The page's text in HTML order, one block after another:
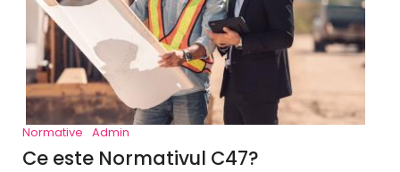
Normative Admin
Ce este Normativul C47?